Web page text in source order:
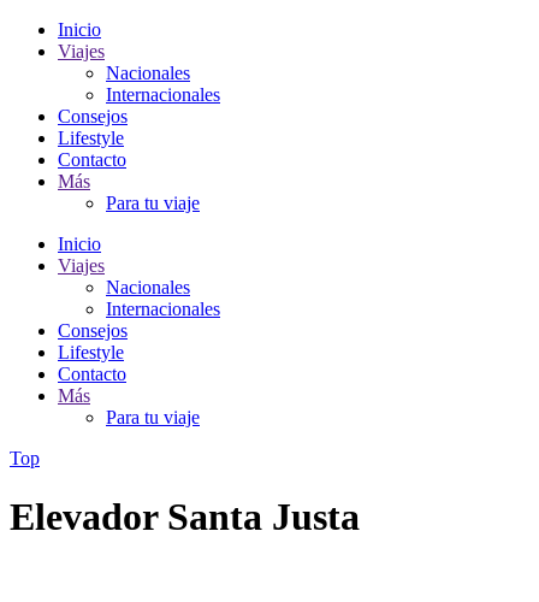
Inicio
Viajes
Nacionales
Internacionales
Consejos
Lifestyle
Contacto
Más
Para tu viaje
Inicio
Viajes
Nacionales
Internacionales
Consejos
Lifestyle
Contacto
Más
Para tu viaje
Top
Elevador Santa Justa